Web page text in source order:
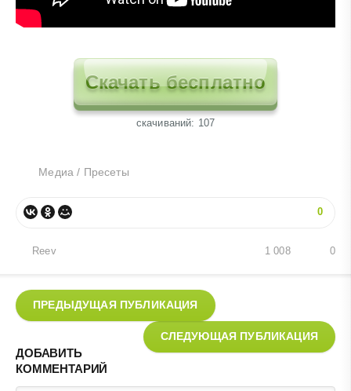
Скачать бесплатно
cкачиваний: 107
Медиа / Пресеты
0
Reev 0
1 008
ПРЕДЫДУЩАЯ ПУБЛИКАЦИЯ
СЛЕДУЮЩАЯ ПУБЛИКАЦИЯ
ДОБАВИТЬ
КОММЕНТАРИЙ